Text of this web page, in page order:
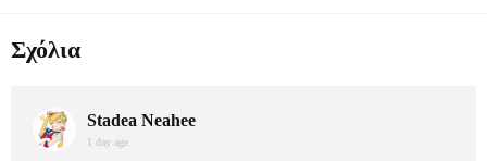
Σχόλια
Stadea Neahee
1 day age